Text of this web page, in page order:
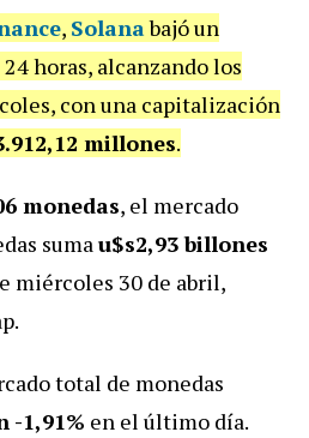
, Solanabajó un
horas, alcanzando los
con una capitalización
millones.
monedas, el mercado
sumau$s2,93 billones
miércoles 30 de abril,
total de monedas
-1,91% en el último día.